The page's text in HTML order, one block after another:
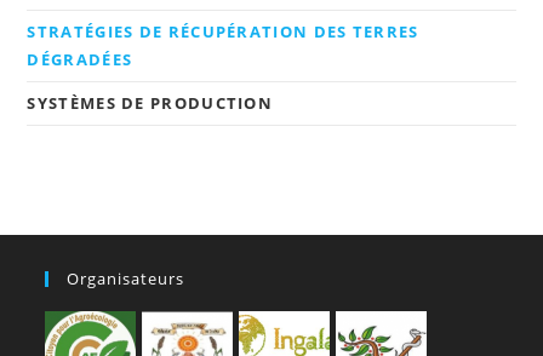
STRATÉGIES DE RÉCUPÉRATION DES TERRES
DÉGRADÉES
SYSTÈMES DE PRODUCTION
Organisateurs